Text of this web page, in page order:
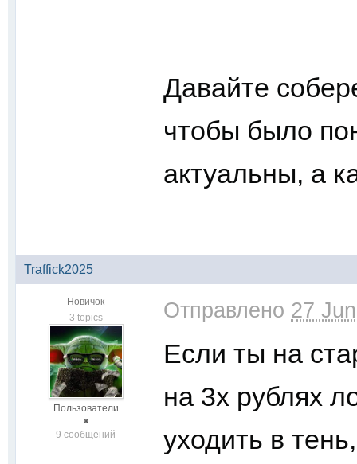
Давайте
чтобы было
актуальны, а
Traffick2025
Новичок
3 topics
Пользователи
9 сообщений
Отправлено 27
Если ты на
на 3х рублях
уходить в